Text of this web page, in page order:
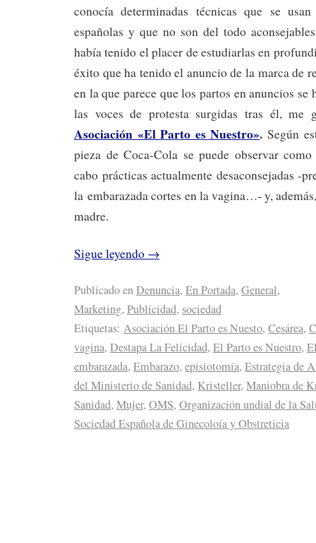
conocía determinadas técnicas que se
españolas y que no son del todo
había tenido el placer de estudiarlas en
éxito que ha tenido el anuncio de la marca de
en la que parece que los partos en anuncios se
las voces de protesta surgidas tras él, me
Asociación «El Parto es Nuestro». Según
pieza de Coca-Cola se puede observar
cabo prácticas actualmente desaconsejadas -
la embarazada cortes en la vagina…- y,
madre.
Sigue leyendo →
Publicado enDenuncia, En Portada, General,
Marketing, Publicidad, sociedad
Etiquetas: Asociación El Parto es Nuesto, Cesárea,
vagina, Destapa La Felicidad, El Parto es Nuestro,
embarazada, Embarazo, episiotomía, Estrategia de
del Ministerio de Sanidad, Kristeller, Maniobra de
Sanidad, Mujer, OMS, Organización undial de la
Sociedad Española de Ginecoloía y Obstreticia